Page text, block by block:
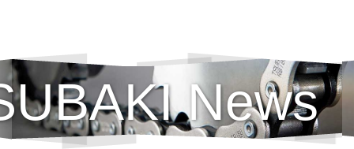
News